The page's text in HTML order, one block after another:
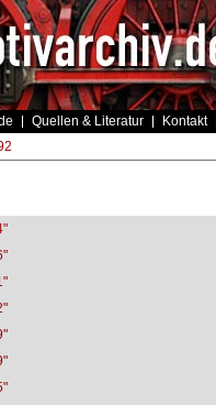
Quellen & Literatur Kontakt